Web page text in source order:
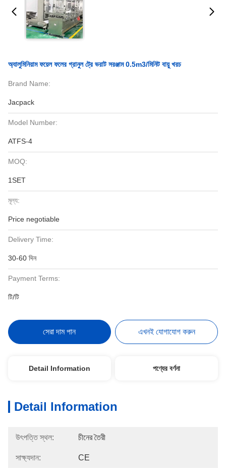
অ্যালুমিনিয়াম ফয়েল ফলের গ্রানুল ট্রে ভরাট সরঞ্জাম 0.5m3/মিনিট বায়ু খরচ
Brand Name:
Jacpack
Model Number:
ATFS-4
MOQ:
1SET
মূল্য:
Price negotiable
Delivery Time:
30-60 দিন
Payment Terms:
টি/টি
সেরা দাম পান এখনই যোগাযোগ করুন
Detail Information পণ্যের বর্ণনা
Detail Information
উৎপত্তি স্থল: চীনের তৈরী
সাক্ষ্যদান: CE